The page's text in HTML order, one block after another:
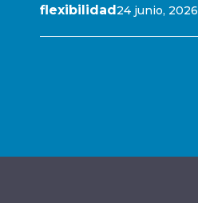
flexibilidad24 junio, 2026